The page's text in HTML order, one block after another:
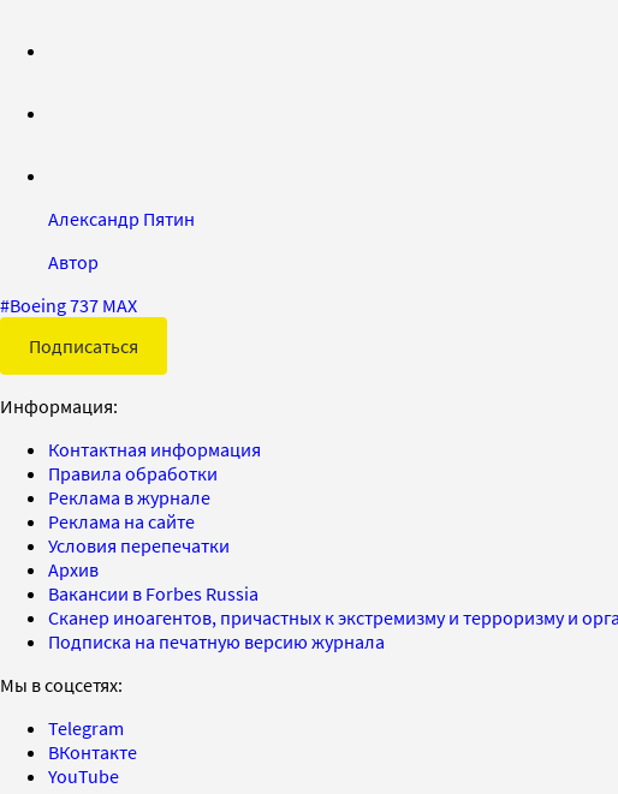
Александр Пятин
Автор
#Boeing 737 MAX
Подписаться
Информация:
Контактная информация
Правила обработки
Реклама в журнале
Реклама на сайте
Условия перепечатки
Архив
Вакансии в Forbes Russia
Сканер иноагентов, причастных к экстремизму и терроризму и
Подписка на печатную версию журнала
Мы в соцсетях:
Telegram
ВКонтакте
YouTube